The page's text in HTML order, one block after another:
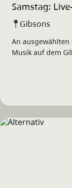
Samstag:
Gibsons
An ausgewählten
Musik auf dem